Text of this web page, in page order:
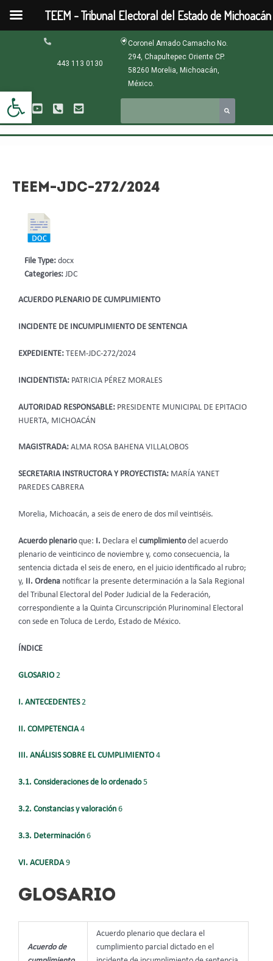
Abrir barra de herramientas
contenido
443 113 0130
Coronel Amado Camacho No.
294, Chapultepec Oriente CP.
58260 Morelia, Michoacán,
México.
TEEM-JDC-272/2024
ACUERDO PLENARIO DE CUMPLIMIENTO
INCIDENTE DE INCUMPLIMIENTO DE SENTENCIA
EXPEDIENTE: TEEM-JDC-272/2024
INCIDENTISTA: PATRICIA PÉREZ MORALES
AUTORIDAD RESPONSABLE: PRESIDENTE MUNICIPAL DE EPITACIO
HUERTA, MICHOACÁN
MAGISTRADA: ALMA ROSA BAHENA VILLALOBOS
SECRETARIA INSTRUCTORA Y PROYECTISTA: MARÍA YANET
PAREDES CABRERA
Morelia, Michoacán, a seis de enero de dos mil veintiséis.
Acuerdo plenarioque: I. Declara el cumplimientodel acuerdo
plenario de veinticinco de noviembre y, como consecuencia, la
sentencia dictada el seis de enero, en el juicio identificado al rubro;
y,
II. Ordena notificar la presente determinación a la Sala Regional
del Tribunal Electoral del Poder Judicial de la Federación,
correspondiente a la Quinta Circunscripción Plurinominal Electoral
con sede en Toluca de Lerdo, Estado de México.
ÍNDICE
GLOSARIO2
I. ANTECEDENTES2
II. COMPETENCIA4
III. ANÁLISIS SOBRE EL CUMPLIMIENTO4
3.1. Consideraciones de lo ordenado5
3.2. Constancias y valoración 6
3.3. Determinación 6
VI. ACUERDA9
GLOSARIO
Acuerdo de
Acuerdo plenario que declara el
cumplimiento parcial dictado en el
File Type: docx
Categories: JDC
TEEM - Tribunal Electoral del Estado de Michoacán